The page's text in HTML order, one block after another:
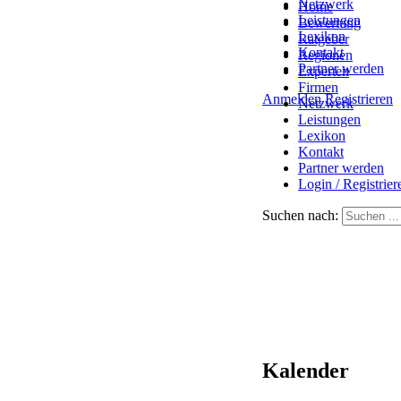
Netzwerk
Leistungen
Lexikon
Kontakt
Partner werden
Anmelden Registrieren
Home
Bewertung
Ratgeber
Regionen
Experten
Firmen
Netzwerk
Leistungen
Lexikon
Kontakt
Partner werden
Login /
Suchen nach:
Kalender